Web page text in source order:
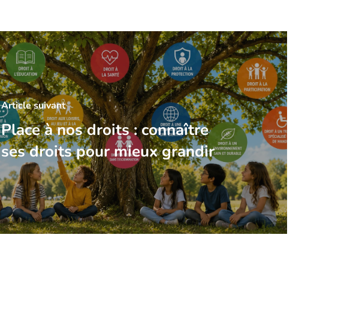
Article suivant
Place à nos droits : connaître
ses droits pour mieux grandir